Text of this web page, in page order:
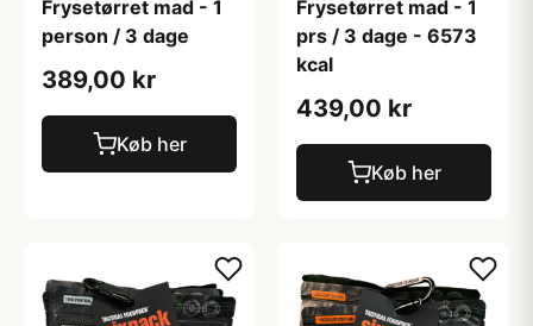
Frysetørret mad - 1
person / 3 dage
389,00 kr
Køb her
Frysetørret mad - 1
prs / 3 dage - 6573
kcal
439,00 kr
Køb her